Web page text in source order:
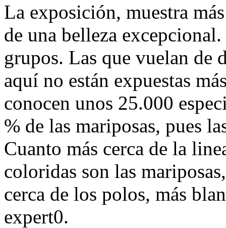
La exposición, muestra
de una belleza
grupos. Las que vuelan de
aquí no están expuestas
conocen unos 25.000
% de las mariposas, pues
Cuanto más cerca de la
coloridas son las
cerca de los polos, más
expert0.